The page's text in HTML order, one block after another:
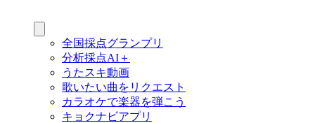
全国採点グランプリ
分析採点AI＋
うたスキ動画
歌いたい曲をリクエスト
カラオケで楽器を弾こう
キョクナビアプリ